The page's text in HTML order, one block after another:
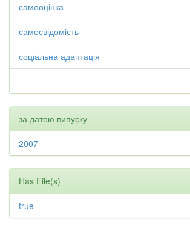
самооцінка
самосвідомість
соціальна адаптація
за датою випуску
2007
Has File(s)
true